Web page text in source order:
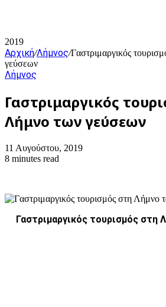
2019
Αρχική/Λήμνος/Γαστριμαργικός
γεύσεων
Λήμνος
Γαστριμαργικός
Λήμνο των γεύσεων
11 Αυγούστου, 2019
8 minutes read
Γαστριμαργικός τουρισμός στη